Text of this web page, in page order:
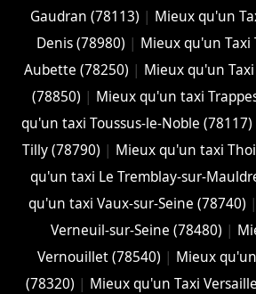
Gaudran (78113) | Mieux qu'un
Denis (78980) | Mieux qu'un Taxi
Aubette (78250) | Mieux qu'un
(78850) | Mieux qu'un taxi
qu'un taxi Toussus-le-Noble (78117)
Tilly (78790) | Mieux qu'un taxi
qu'un taxi Le Tremblay-sur-
qu'un taxi Vaux-sur-Seine (78740) |
Verneuil-sur-Seine (78480) |
Vernouillet (78540) | Mieux
(78320) | Mieux qu'un Taxi